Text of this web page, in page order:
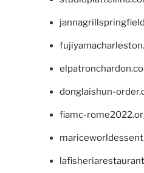
donglaishun-
fiamc-